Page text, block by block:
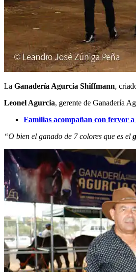
La Ganadería Agurcia Shiffmann,
Leonel Agurcia, gerente de Ganadería
Familias acompañan con fervor
“O bien el ganado de 7 colores que es el